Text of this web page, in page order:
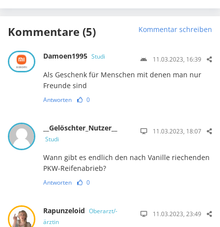
Kommentare (5) Kommentar schreiben
Damoen1995 Studi 11.03.2023, 16:39
Als Geschenk für Menschen mit denen man nur
Freunde sind
Antworten 0
__Gelöschter_Nutzer__
Studi
11.03.2023, 18:07
Wann gibt es endlich den nach Vanille riechenden
PKW-Reifenabrieb?
Antworten 0
Rapunzeloid Oberarzt/-
ärztin
11.03.2023, 23:49